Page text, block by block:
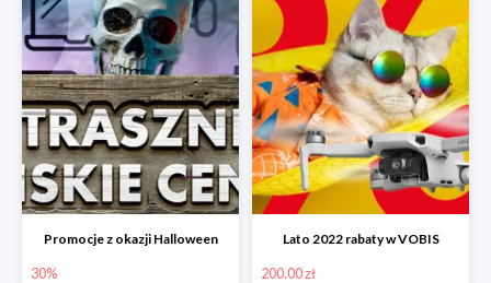
Promocje z okazji Halloween
30%
Lato 2022 rabaty w VOBIS
200.00 zł